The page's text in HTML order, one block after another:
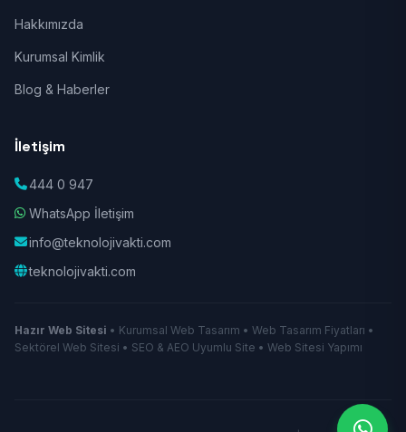
Hakkımızda
Kurumsal Kimlik
Blog & Haberler
İletişim
444 0 947
WhatsApp İletişim
info@teknolojivakti.com
teknolojivakti.com
Hazır Web Sitesi • Kurumsal Web Tasarım • Web Tasarım Fiyatları •
Sektörel Web Sitesi • SEO & AEO Uyumlu Site • Web Sitesi Yapımı